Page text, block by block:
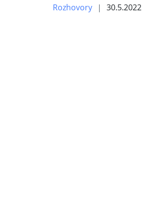
Rozhovory 30.5.2022